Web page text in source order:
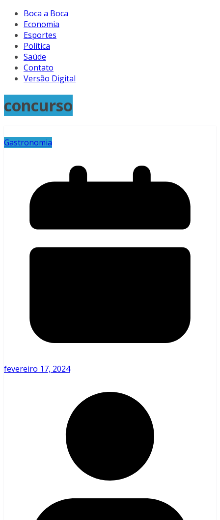
Boca a Boca
Economia
Esportes
Política
Saúde
Contato
Versão Digital
concurso
Gastronomia
fevereiro 17, 2024